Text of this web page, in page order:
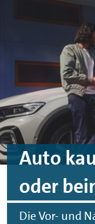
Zum
Zur Fußzeile
Auto
oder
Die Vor- und